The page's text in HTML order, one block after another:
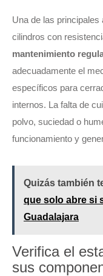
Una de las
cilindros con
mantenimiento
adecuadamente el
específicos para
internos. La falta de
polvo, suciedad o
funcionamiento y
Quizás también
que solo abre si
Guadalajara
Verifica el
sus